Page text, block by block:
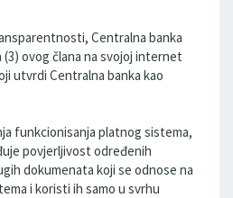
Centralna banka
ovog člana na svojoj internet
utvrdi Centralna banka kao
funkcionisanja platnog sistema,
povjerljivost određenih
dokumenata koji se odnose na
i koristi ih samo u svrhu